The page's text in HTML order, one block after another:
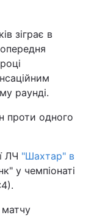
зіграє в
раунді.
проти одного
ЛЧ "Шахтар" в
у чемпіонаті